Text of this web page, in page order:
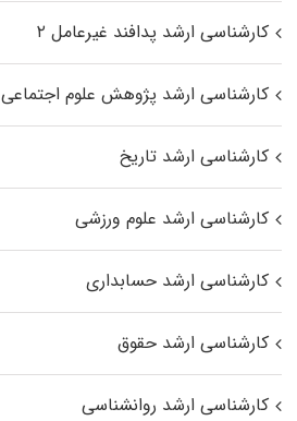
کارشناسی ارشد پدافند غیرعامل ۲
کارشناسی ارشد پژوهش علوم اجتماعی
کارشناسی ارشد تاریخ
کارشناسی ارشد علوم ورزشی
کارشناسی ارشد حسابداری
کارشناسی ارشد حقوق
کارشناسی ارشد روانشناسی